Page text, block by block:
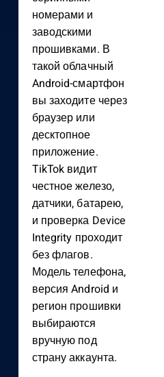
номерами и
заводскими
прошивками. В
такой облачный
Android-смартфон
вы заходите через
браузер или
десктопное
приложение.
TikTok видит
честное железо,
датчики, батарею,
и проверка Device
Integrity проходит
без флагов.
Модель телефона,
версия Android и
регион прошивки
выбираются
вручную под
страну аккаунта.